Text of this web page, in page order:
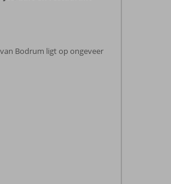
Bodrum ligt op ongeveer